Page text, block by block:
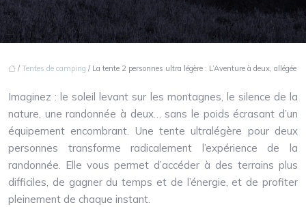
/Tentes de camping / La tente 2 personnes ultra légère : L’Aventure à deux, allégée
Imaginez : le soleil levant sur les montagnes, le silence de la
nature, une randonnée à deux… sans le poids écrasant d’un
équipement encombrant. Une tente ultralégère pour deux
personnes transforme radicalement l’expérience de la
randonnée. Elle vous permet d’accéder à des terrains plus
difficiles, de gagner du temps et de l’énergie, et de profiter
pleinement de chaque instant.